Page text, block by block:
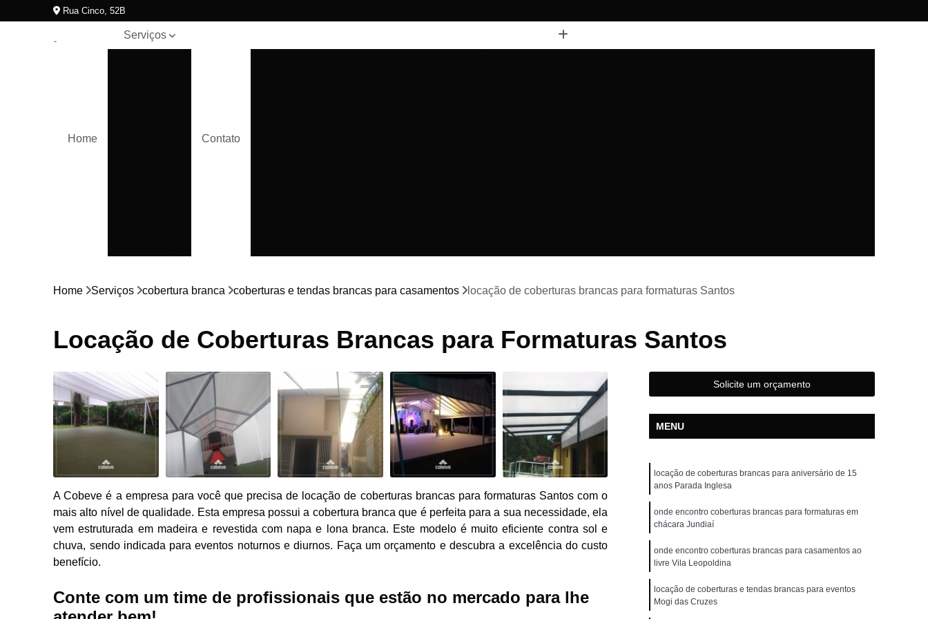
Rua Cinco, 52B
Home
Serviços
transparentes
Tablados
Tendas para
eventos
Contato
Locação de Cobertura Branca para Eventos
Locação de Cobertura Branca para Festa ao Ar Livre
Coberturas Cristal com Fechamentos Laterais para Casamento
Coberturas Cristal para Casamentos
Coberturas Cristal para Eventos ao Ar Livre
Coberturas Cristal para Eventos em Chácara
Coberturas Cristal para Eventos na Praia
Coberturas Cristal para Feiras e Eventos ao Ar Livre
Tenda Cristal para Casamentos ao Ar Livre
Tenda Cristal para Eventos ao Ar Livre
Aluguel de Cobertura Cristal
Cobertura Cristal ao Ar Livre
Cobertura Cristal com Fechamentos Laterais
Cobertura de Plástico Cristal
Cobertura em Lona Cristal
Cobertura Pvc Cristal Montagem de Cobertura Cristal
Tenda Cristal
Aluguel de Coberturas para Eventos
Cobertura de Lona para Evento
Cobertura para Aniversário
Cobertura para Casamento
Cobertura para Evento ao Ar Livre
Cobertura para Festa
Coberturas de área Externa para Eventos
Coberturas e Tendas para Eventos
Coberturas e Tendas para Eventos ao Ar Livre
Home Serviços cobertura branca coberturas e tendas brancas para casamentos locação de coberturas brancas para formaturas Santos
Locação de Coberturas Brancas para Formaturas Santos
A Cobeve é a empresa para você que precisa de locação de coberturas brancas para formaturas Santos com o
mais alto nível de qualidade. Esta empresa possui a cobertura branca que é perfeita para a sua necessidade, ela
vem estruturada em madeira e revestida com napa e lona branca. Este modelo é muito eficiente contra sol e
chuva, sendo indicada para eventos noturnos e diurnos. Faça um orçamento e descubra a excelência do custo
benefício.
Conte com um time de profissionais que estão no mercado para lhe
Solicite um orçamento
MENU
locação de coberturas brancas para aniversário de 15
anos Parada Inglesa
onde encontro coberturas brancas para formaturas em
chácara Jundiaí
onde encontro coberturas brancas para casamentos ao
livre Vila Leopoldina
locação de coberturas e tendas brancas para eventos
Mogi das Cruzes